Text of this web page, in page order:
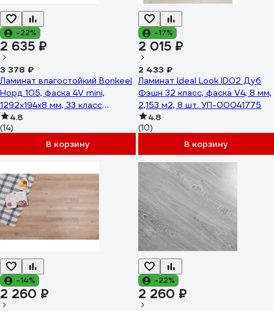
-22%
2 635 ₽
3 378 ₽
Ламинат влагостойкий Bonkeel
Норд 105, фаска 4V mini,
1292x194x8 мм, 33 класс
602618
4.8
(14)
В корзину
-17%
2 015 ₽
2 433 ₽
Ламинат Ideal Look ID02 Дуб
Фэшн 32 класс, фаска V4, 8 мм,
2,153 м2, 8 шт. УП-00041775
4.8
(10)
В корзину
-14%
2 260 ₽
-22%
2 260 ₽